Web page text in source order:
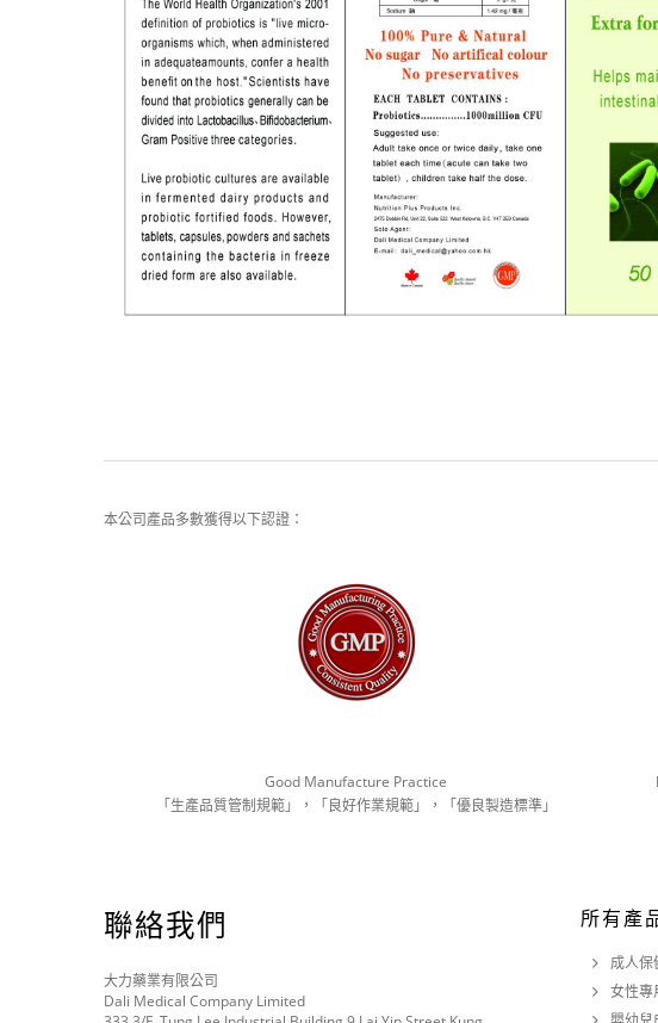
本公司產品多數獲得以下認證：
Good Manufacture Practice
「生產品質管制規範」，「良好作業規範」，「優良製造標準」
聯絡我們
大力藥業有限公司
Dali Medical Company Limited
所有產
成人保
女性專